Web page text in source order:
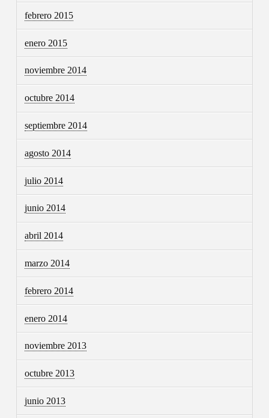
febrero 2015
enero 2015
noviembre 2014
octubre 2014
septiembre 2014
agosto 2014
julio 2014
junio 2014
abril 2014
marzo 2014
febrero 2014
enero 2014
noviembre 2013
octubre 2013
junio 2013